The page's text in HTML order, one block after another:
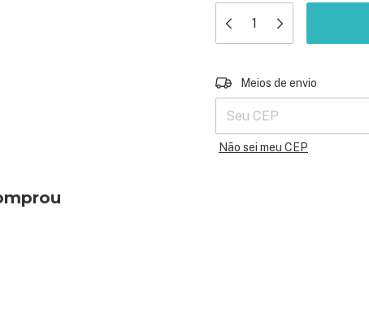
Entregas para o CEP:
Meios de envio
Não sei meu CEP